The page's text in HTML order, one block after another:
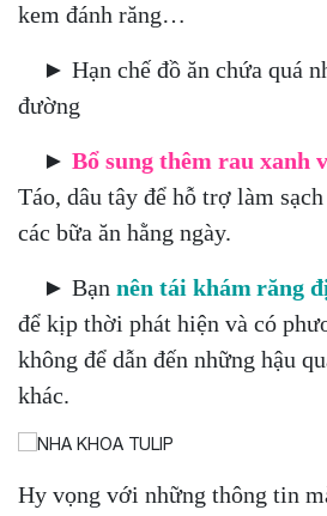
kem đánh răng…
► Hạn chế đồ ăn chứa quá
đường
► Bổ sung thêm rau xanh
Táo, dâu tây để hỗ trợ làm
các bữa ăn hằng ngày.
► Bạn nên tái khám răng
để kịp thời phát hiện và có
không để dẫn đến những hậu
khác.
Hy vọng với những thông tin